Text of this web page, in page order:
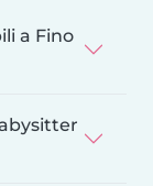
a Fino